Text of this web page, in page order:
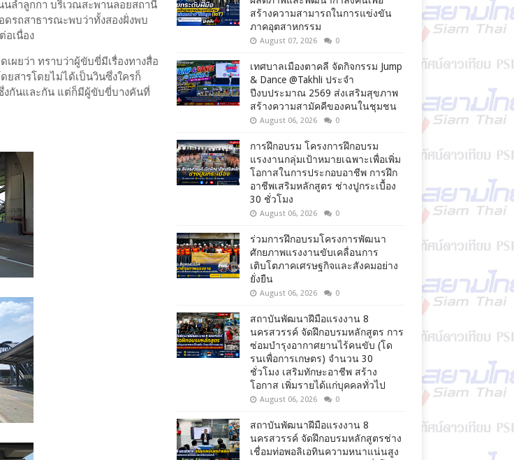
นลำลูกกา บริเวณสะพานลอยสถานี
รถสาธารณะพบว่าทั้งสองฝั่งพบ
อเนื่อง
ผยว่า ทราบว่าผู้ขับขี่มีเรื่องทางสื่อ
สารโดยไม่ได้เป็นวินซึ่งใครก็
งกันและกัน แต่ก็มีผู้ขับขี่บางคันที่
สร้างความสามารถในการแข่งขัน
ภาคอุตสาหกรรม
August 07, 2026 0
เทศบาลเมืองตาคลี จัดกิจกรรม Jump
& Dance @Takhli ประจำ
ปีงบประมาณ 2569 ส่งเสริมสุขภาพ
สร้างความสามัคคีของคนในชุมชน
August 06, 2026 0
การฝึกอบรม โครงการฝึกอบรม
แรงงานกลุ่มเป้าหมายเฉพาะเพื่อเพิ่ม
โอกาสในการประกอบอาชีพ การฝึก
อาชีพเสริมหลักสูตร ช่างปูกระเบื้อง
30 ชั่วโมง
August 06, 2026 0
ร่วมการฝึกอบรมโครงการพัฒนา
ศักยภาพแรงงานขับเคลื่อนการ
เติบโตภาคเศรษฐกิจและสังคมอย่าง
ยั่งยืน
August 06, 2026 0
สถาบันพัฒนาฝีมือแรงงาน 8
นครสวรรค์ จัดฝึกอบรมหลักสูตร การ
ซ่อมบำรุงอากาศยานไร้คนขับ (โด
รนเพื่อการเกษตร) จำนวน 30
ชั่วโมง เสริมทักษะอาชีพ สร้าง
โอกาส เพิ่มรายได้แก่บุคคลทั่วไป
August 06, 2026 0
สถาบันพัฒนาฝีมือแรงงาน 8
นครสวรรค์ จัดฝึกอบรมหลักสูตรช่าง
เชื่อมท่อพอลิเอทินความหนาแน่นสูง